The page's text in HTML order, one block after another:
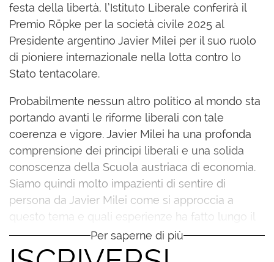
festa della libertà, l’Istituto Liberale conferirà il
Premio Röpke per la società civile 2025 al
Presidente argentino Javier Milei per il suo ruolo
di pioniere internazionale nella lotta contro lo
Stato tentacolare.
Probabilmente nessun altro politico al mondo sta
portando avanti le riforme liberali con tale
coerenza e vigore. Javier Milei ha una profonda
comprensione dei principi liberali e una solida
conoscenza della Scuola austriaca di economia.
Siamo quindi molto impazienti di sentire di
persona da Javier Milei come si approccia a
questo tema e quali esperienze ha fatto lungo il
suo percorso.
Per saperne di più